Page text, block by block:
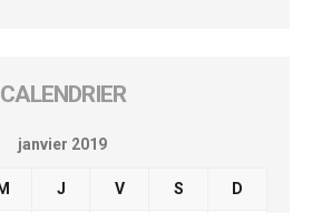
CALENDRIER
janvier 2019
M J V S D